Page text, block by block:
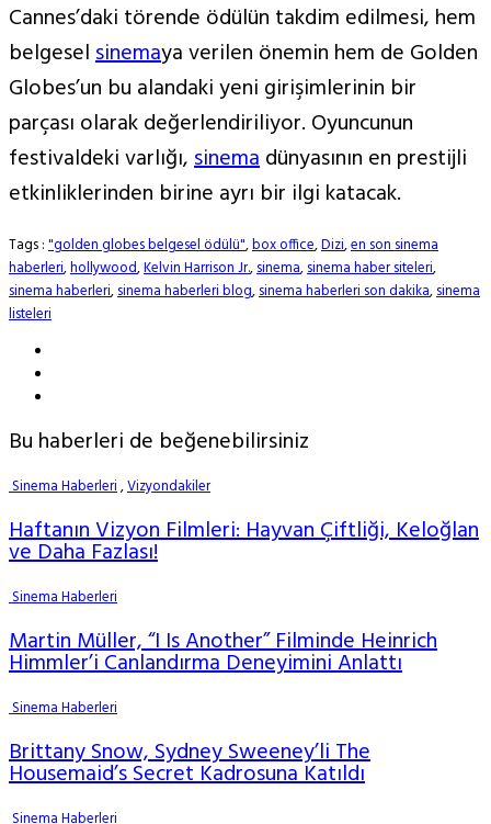
Cannes’daki törende ödülün takdim edilmesi, hem
belgeselsinemaya verilen önemin hem de Golden
Globes’un bu alandaki yeni girişimlerinin bir
parçası olarak değerlendiriliyor. Oyuncunun
festivaldeki varlığı,sinemadünyasının en prestijli
etkinliklerinden birine ayrı bir ilgi katacak.
Tags :"golden globes belgesel ödülü",box office,Dizi,en son sinema
haberleri,hollywood,Kelvin Harrison Jr.,sinema,sinema haber siteleri,
sinema haberleri,sinema haberleri blog,sinema haberleri son dakika,sinema
listeleri
Bu haberleri de beğenebilirsiniz
Sinema Haberleri,Vizyondakiler
Haftanın Vizyon Filmleri: Hayvan Çiftliği, Keloğlan
ve Daha Fazlası!
Sinema Haberleri
Martin Müller, “I Is Another” Filminde Heinrich
Himmler’i Canlandırma Deneyimini Anlattı
Sinema Haberleri
Brittany Snow, Sydney Sweeney’li The
Housemaid’s Secret Kadrosuna Katıldı